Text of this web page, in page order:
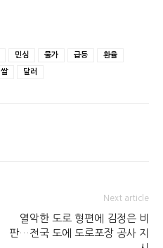
민심 물가 급등 환율
쌀 달러
Next article
열악한 도로 형편에 김정은 비
판…전국 도에 도로포장 공사 지